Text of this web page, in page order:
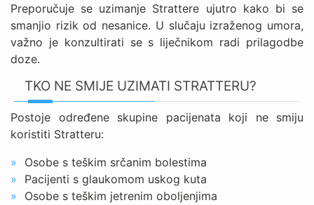
Preporučuje se uzimanje Strattere ujutro kako bi se
smanjio rizik od nesanice. U slučaju izraženog umora,
važno je konzultirati se s liječnikom radi prilagodbe
doze.
TKO NE SMIJE UZIMATI STRATTERU?
Postoje određene skupine pacijenata koji ne smiju
koristiti Stratteru:
Osobe s teškim srčanim bolestima
Pacijenti s glaukomom uskog kuta
Osobe s teškim jetrenim oboljenjima